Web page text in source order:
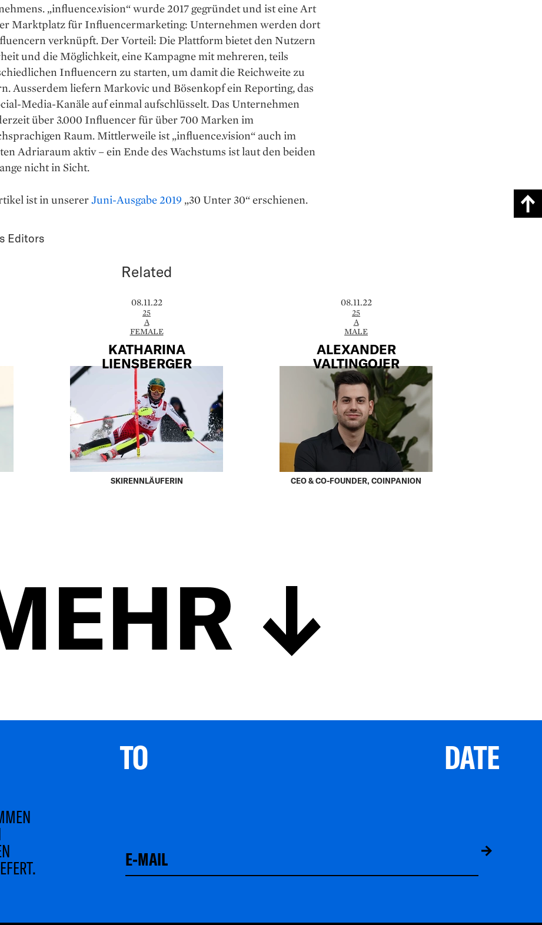
„influence.vision“ wurde 2017 gegründet und ist eine Art
Marktplatz für Influencermarketing: Unternehmen werden dort
verknüpft. Der Vorteil: Die Plattform bietet den Nutzern
und die Möglichkeit, eine Kampagne mit mehreren, teils
Influencern zu starten, um damit die Reichweite zu
Ausserdem liefern Markovic und Bösenkopf ein Reporting, das
Media-Kanäle auf einmal aufschlüsselt. Das Unternehmen
über 3.000 Influencer für über 700 Marken im
Raum. Mittlerweile ist „influence.vision“ auch im
Adriaraum aktiv – ein Ende des Wachstums ist laut den beiden
nicht in Sicht.
ist in unsererJuni-Ausgabe 2019 „30 Unter 30“ erschienen.
Editors
Related
08.11.22
25
A
FEMALE
KATHARINA
LIENSBERGER
SKIRENNLÄUFERIN
08.11.22
25
A
MALE
ALEXANDER
VALTINGOJER
CEO & CO-FOUNDER, COINPANION
DATE